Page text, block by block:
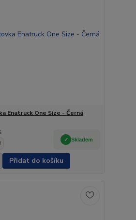
Enatruck One Size - Černá
Skladem
Přidat do košíku